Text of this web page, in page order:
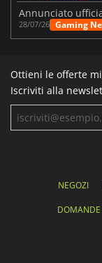
28/07/26 Gaming
Ottieni le offerte
Iscriviti alla
NEGOZI
DOMANDE